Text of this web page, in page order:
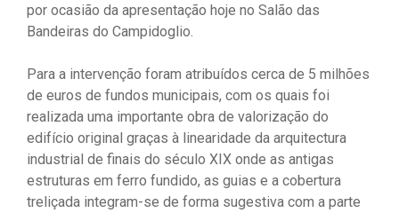
por ocasião da apresentação hoje no Salão das
Bandeiras do Campidoglio.
Para a intervenção foram atribuídos cerca de 5 milhões
de euros de fundos municipais, com os quais foi
realizada uma importante obra de valorização do
edifício original graças à linearidade da arquitectura
industrial de finais do século XIX onde as antigas
estruturas em ferro fundido, as guias e a cobertura
treliçada integram-se de forma sugestiva com a parte